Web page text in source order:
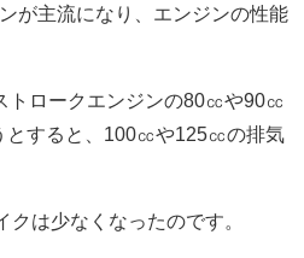
が主流になり、エンジンの性能
トロークエンジンの80㏄や90㏄
すると、100㏄や125㏄の排気
は少なくなったのです。